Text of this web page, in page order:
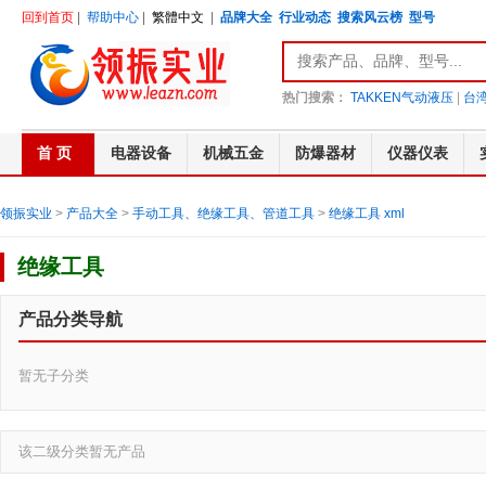
回到首页 帮助中心 繁體中文 品牌大全 行业动态 搜索风云榜 型号
热门搜索： TAKKEN气动液压 台
首 页 电器设备 机械五金 防爆器材 仪器仪表
领振实业 > 产品大全 > 手动工具、绝缘工具、管道工具 > 绝缘工具 xml
绝缘工具
产品分类导航
暂无子分类
该二级分类暂无产品